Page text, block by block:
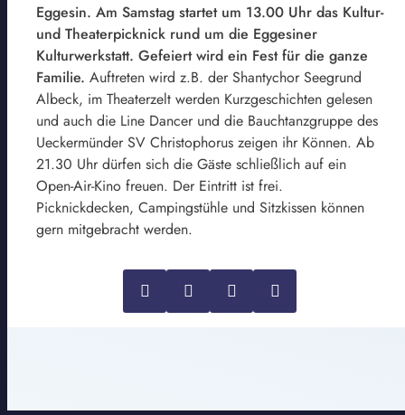
Eggesin. Am Samstag startet um 13.00 Uhr das Kultur-
und Theaterpicknick rund um die Eggesiner
Kulturwerkstatt. Gefeiert wird ein Fest für die ganze
Familie. Auftreten wird z.B. der Shantychor Seegrund
Albeck, im Theaterzelt werden Kurzgeschichten gelesen
und auch die Line Dancer und die Bauchtanzgruppe des
Ueckermünder SV Christophorus zeigen ihr Können. Ab
21.30 Uhr dürfen sich die Gäste schließlich auf ein
Open-Air-Kino freuen. Der Eintritt ist frei.
Picknickdecken, Campingstühle und Sitzkissen können
gern mitgebracht werden.